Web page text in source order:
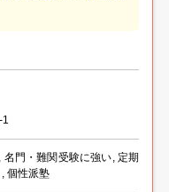
1
門・難関受験に強い, 定期
個性派塾